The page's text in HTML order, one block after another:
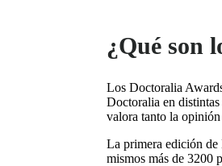
¿Qué son
Los Doctoralia
Doctoralia en
valora tanto la
La primera edición de
mismos más de 3200